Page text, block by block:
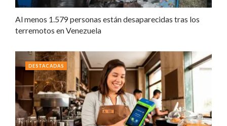
Al menos 1.579 personas están desaparecidas tras los
terremotos en Venezuela
DESTACADAS